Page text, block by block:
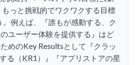
っと挑戦的でワクワクする目標
。例えば、『誰もが感動する、ク
ユーザー体験を提供する』はど
めのKey Resultsとして『クラッ
る（KR1）』『アプリストアの星